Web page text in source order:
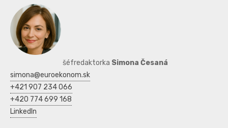
šéfredaktorka Simona Česaná
simona@euroekonom.sk
+421 907 234 066
+420 774 699 168
LinkedIn